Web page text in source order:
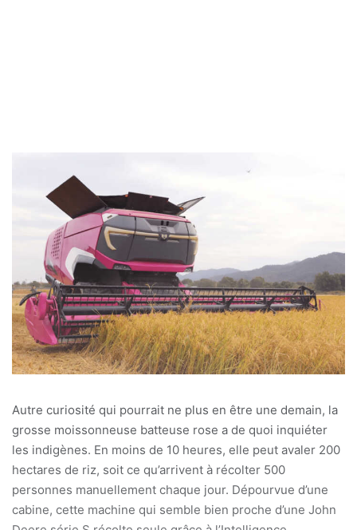
Autre curiosité qui pourrait ne plus en être une demain, la
grosse moissonneuse batteuse rose a de quoi inquiéter
les indigènes. En moins de 10 heures, elle peut avaler 200
hectares de riz, soit ce qu’arrivent à récolter 500
personnes manuellement chaque jour. Dépourvue d’une
cabine, cette machine qui semble bien proche d’une John